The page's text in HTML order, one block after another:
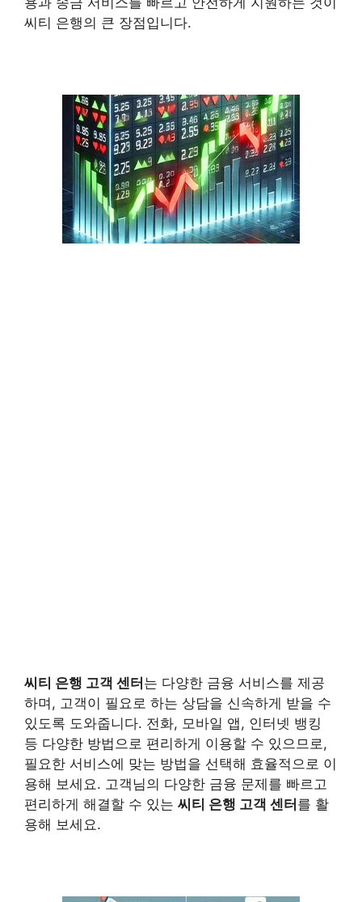
씨티 은행의 큰 장점입니다.
씨티 은행 고객 센터는 다양한 금융 서비스를 제공
하며, 고객이 필요로 하는 상담을 신속하게 받을 수
있도록 도와줍니다. 전화, 모바일 앱, 인터넷 뱅킹
등 다양한 방법으로 편리하게 이용할 수 있으므로,
필요한 서비스에 맞는 방법을 선택해 효율적으로 이
용해 보세요. 고객님의 다양한 금융 문제를 빠르고
편리하게 해결할 수 있는 씨티 은행 고객 센터를 활
용해 보세요.